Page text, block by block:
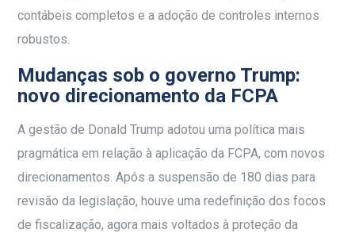
contábeis completos e a adoção de controles internos
robustos.
Mudanças sob o governo Trump:
novo direcionamento da FCPA
A gestão de Donald Trump adotou uma política mais
pragmática em relação à aplicação da FCPA, com novos
direcionamentos. Após a suspensão de 180 dias para
revisão da legislação, houve uma redefinição dos focos
de fiscalização, agora mais voltados à proteção da